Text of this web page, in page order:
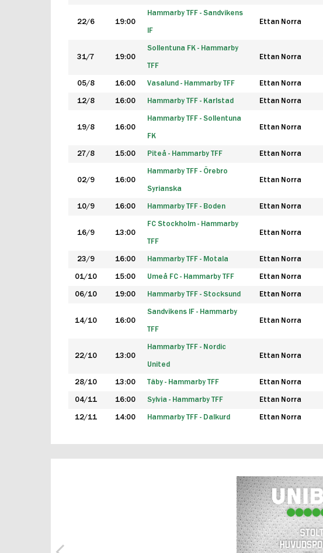
22/6 19:00
Hammarby TFF - Sandvikens
IF
Ettan Norra
31/7 19:00
Sollentuna FK - Hammarby
TFF
Ettan Norra
05/8 16:00 Vasalund - Hammarby TFF Ettan Norra
12/8 16:00 Hammarby TFF - Karlstad Ettan Norra
19/8 16:00
Hammarby TFF - Sollentuna
FK
Ettan Norra
27/8 15:00 Piteå - Hammarby TFF Ettan Norra
02/9 16:00
Hammarby TFF - Örebro
Syrianska
Ettan Norra
10/9 16:00 Hammarby TFF - Boden Ettan Norra
16/9 13:00
FC Stockholm - Hammarby
TFF
Ettan Norra
23/9 16:00 Hammarby TFF - Motala Ettan Norra
01/10 15:00 Umeå FC - Hammarby TFF Ettan Norra
06/10 19:00 Hammarby TFF - Stocksund Ettan Norra
14/10 16:00
Sandvikens IF - Hammarby
TFF
Ettan Norra
22/10 13:00
Hammarby TFF - Nordic
United
Ettan Norra
28/10 13:00 Täby - Hammarby TFF Ettan Norra
04/11 16:00 Sylvia - Hammarby TFF Ettan Norra
12/11 14:00 Hammarby TFF - Dalkurd Ettan Norra